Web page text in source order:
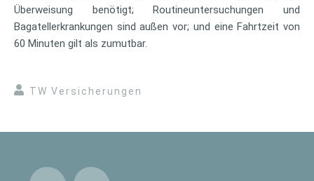
Überweisung benötigt; Routineuntersuchungen und
Bagatellerkrankungen sind außen vor; und eine Fahrtzeit von
60 Minuten gilt als zumutbar.
TW Versicherungen